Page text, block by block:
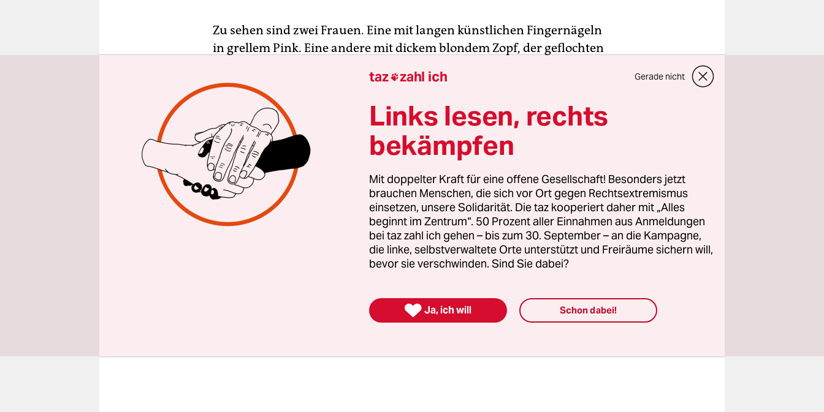
Zu sehen sind zwei Frauen. Eine mit langen künstlichen Fingernägeln
in grellem Pink. Eine andere mit dickem blondem Zopf, der geflochten
über den Rücken, die Finger gleiten über den Strickstoff der Jacke.
Langsam wandern sie von rechts nach links, verschwinden
zwischendurch im unteren Bildrand. Dann öffnen die Finger mit den
pinken Nägeln den blonden Zopf, zerteilen ihn sorgfältig in einzelne
Strähnen, fahren hindurch. Schließlich bürsten sie geduldig 18
Minuten lang die blonden Haare.
taz zahl ich Gerade nicht
Links lesen, rechts
bekämpfen
Mit doppelter Kraft für eine offene Gesellschaft! Besonders jetzt
brauchen Menschen, die sich vor Ort gegen Rechtsextremismus
einsetzen, unsere Solidarität. Die taz kooperiert daher mit „Alles
beginnt im Zentrum“. 50 Prozent aller Einnahmen aus Anmeldungen
bei taz zahl ich gehen – bis zum 30. September – an die Kampagne,
die linke, selbstverwaltete Orte unterstützt und Freiräume sichern will,
bevor sie verschwinden. Sind Sie dabei?
 Ja, ich will Schon dabei!